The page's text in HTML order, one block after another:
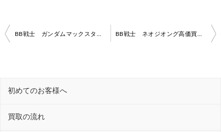
投
ゲ
ー
BB戦士 ガンダムマックスター高価買取いたします！【ガンダム買取情報】 BB戦士 ネオジオング高価買取いたします！【ガンダム買取情報】
初めてのお客様へ
買取の流れ